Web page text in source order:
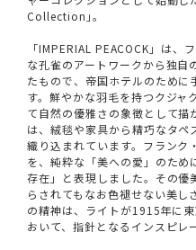
Collection｣。
「IMPERIAL PEACOCK」は
な孔雀のアートワークから独自
たもので、帝国ホテルのために
す。鮮やかな羽毛を持つクジャ
て自然の優雅さの象徴として描
は、絨毯や家具から精巧なタペ
織り込まれています。フランク
を、純粋な「美への愛」のた
存在」と表現しました。その優
らされてもなお色褪せない美
の精神は、ライトが1915年に
おいて、指針となるインスピレ